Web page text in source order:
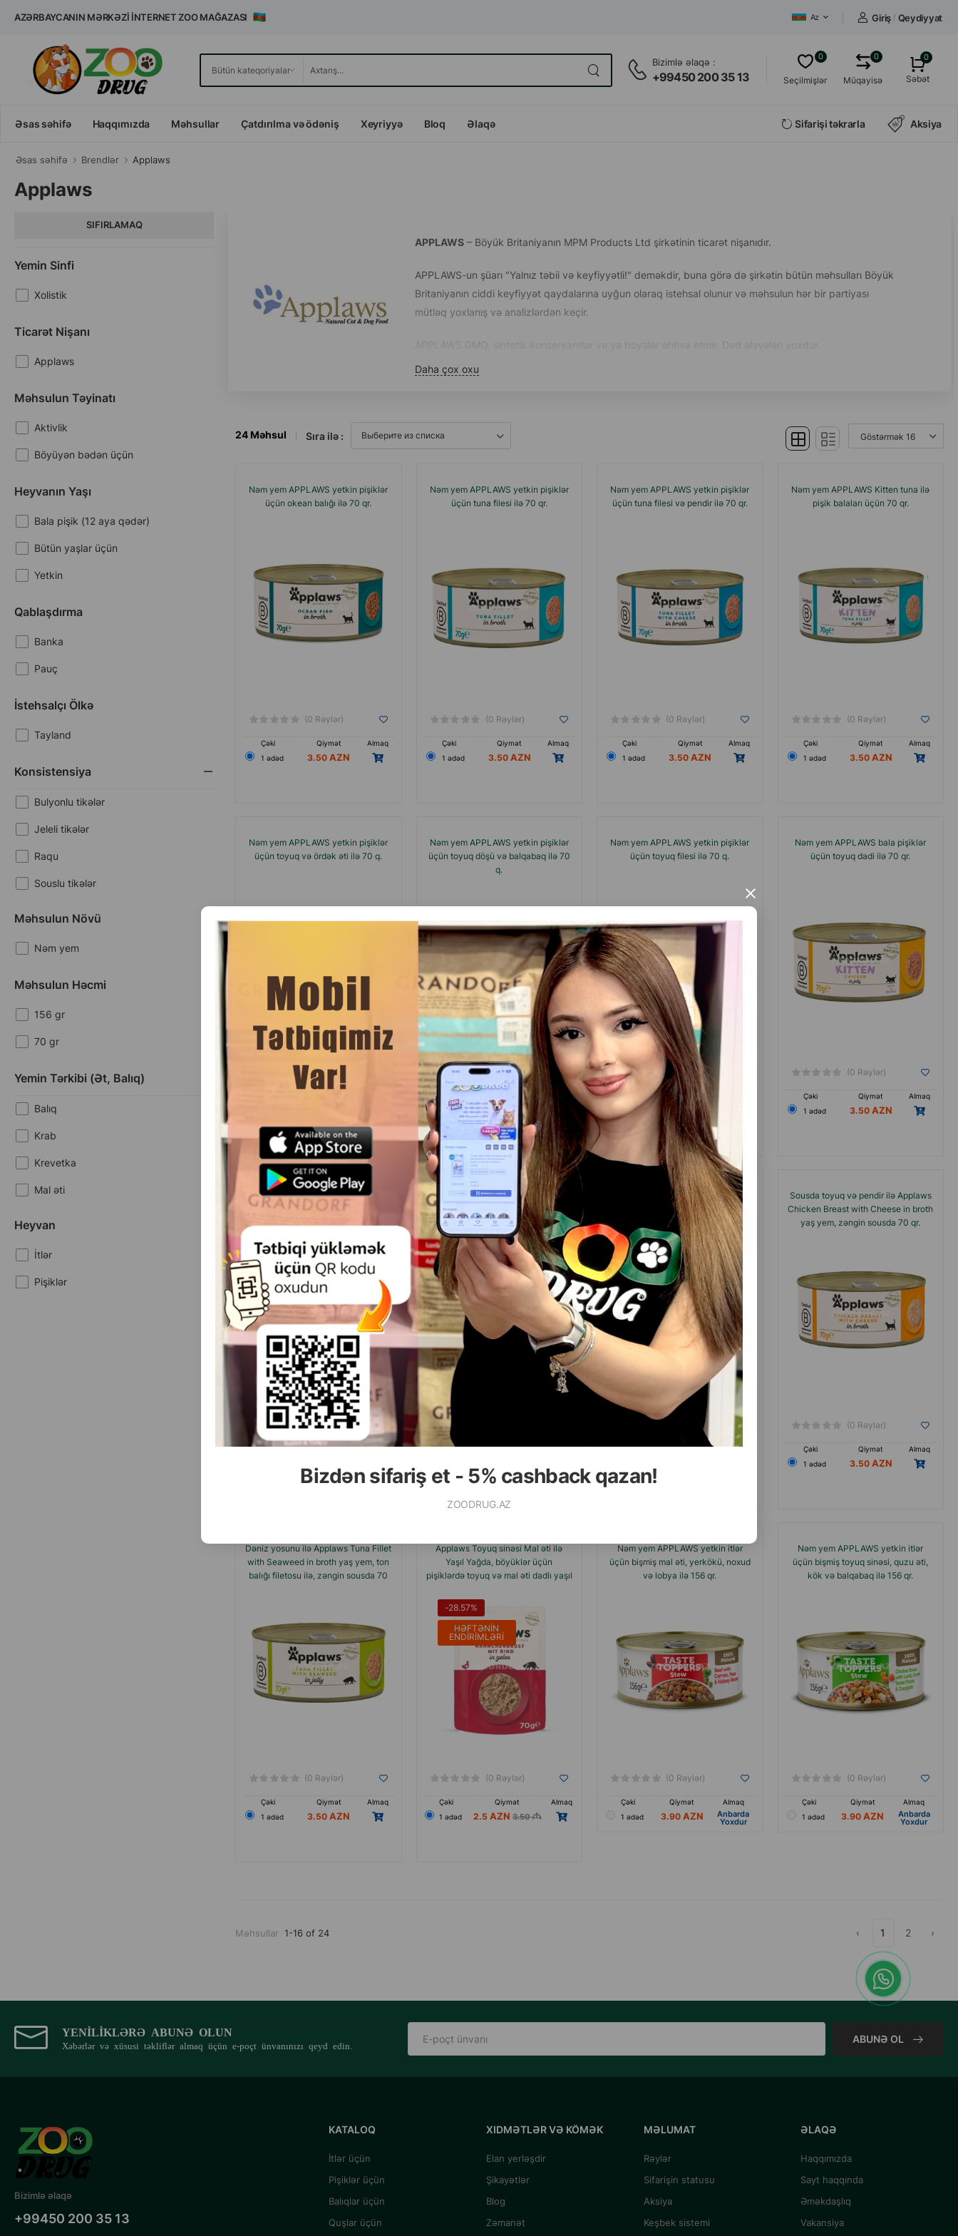
Bizdən sifariş et - 5% cashback qazan!
ZOODRUG.AZ
×
AZƏRBAYCANIN MƏRKƏZI İNTERNET ZOO MAĞAZASI Az Giriş / Qeydiyyat
Bizimlə əlaqə :
+99450 200 35 13 Seçilmişlər
0
Müqayisə
0 0
Səbət
Əsas səhifə Haqqımızda Məhsullar Çatdırılma və ödəniş Xeyriyyə Bloq Əlaqə Sifarişi təkrarla Aksiya
Əsas səhifə Brendlər Applaws
Applaws
SIFIRLAMAQ
Yemin Sinfi
Xolistik
Ticarət Nişanı
Applaws
Məhsulun Təyinatı
Aktivlik
Böyüyən bədən üçün
Heyvanın Yaşı
Bala pişik (12 aya qədər)
Bütün yaşlar üçün
Yetkin
Qablaşdırma
Banka
Pauç
İstehsalçı Ölkə
Tayland
Konsistensiya
Bulyonlu tikələr
Jeleli tikələr
Raqu
Souslu tikələr
Məhsulun Növü
Nəm yem
Məhsulun Həcmi
156 gr
70 gr
Yemin Tərkibi (ət, Balıq)
Balıq
Krab
Krevetka
Mal əti
Heyvan
İtlər
Pişiklər
APPLAWS – Böyük Britaniyanın MPM Products Ltd şirkətinin ticarət nişanıdır.
APPLAWS-un şüarı "Yalnız təbii və keyfiyyətli!" deməkdir, buna görə də şirkətin bütün məhsulları Böyük
Britaniyanın ciddi keyfiyyət qaydalarına uyğun olaraq istehsal olunur və məhsulun hər bir partiyası
mütləq yoxlanış və analizlərdən keçir.
Qeyri-taxıllı APPLAWS xolistik ev heyvanı yem xətti Böyük Britaniya institutunun dietoloqları tərəfindən
görəndə çox sevinəcək!
Daha çox oxu
24 Məhsul Sıra ilə :
Nəm yem APPLAWS yetkin pişiklər
üçün okean balığı ilə 70 qr.
(0 Rəylər)
Çəki Qiymət
Almaq
1 ədəd
3.50
Nəm yem APPLAWS yetkin pişiklər
üçün tuna filesi ilə 70 qr.
(0 Rəylər)
Çəki Qiymət
Almaq
1 ədəd
3.50
Nəm yem APPLAWS yetkin pişiklər
üçün tuna filesi və pendir ilə 70 qr.
(0 Rəylər)
Çəki Qiymət
Almaq
1 ədəd
3.50
Nəm yem APPLAWS Kitten tuna ilə
pişik balaları üçün 70 qr.
(0 Rəylər)
Çəki Qiymət
Almaq
1 ədəd
3.50
Nəm yem APPLAWS yetkin pişiklər
üçün toyuq və ördək əti ilə 70 q.
(0 Rəylər)
Nəm yem APPLAWS yetkin pişiklər
üçün toyuq döşü və balqabaq ilə 70
q.
(0 Rəylər)
Almaq
1 ədəd
3.50
Nəm yem APPLAWS yetkin pişiklər
üçün toyuq filesi ilə 70 q.
(0 Rəylər)
Çəki Qiymət
1 ədəd
3.50
Nəm yem APPLAWS bala pişiklər
üçün toyuq dadi ilə 70 qr.
(0 Rəylər)
Çəki Qiymət
Almaq
1 ədəd
3.50
Applaws Mackerel with Sardine in
broth yaşıl yem, böyüklər üçün
pişiklərdə, skumbriya sardina ilə
(0 Rəylər)
Çəki Qiymət
Almaq
Applaws Tuna Fillet with Crab in
broth yaşıl yem, böyüklər üçün
pişiklərdə, ton balığı filleti krabla
doymuş sousda 70 qr.
Çəki Qiymət
Almaq
Nəm yem APPLAWS yetkin pişiklər
üçün tuna və krevetka ilə 70 q.
(0 Rəylər)
Çəki Qiymət
Almaq
Sousda toyuq və pendir ilə Applaws
Chicken Breast with Cheese in broth
yaş yem, zəngin sousda 70 qr.
(0 Rəylər)
Çəki Qiymət
Almaq
1 ədəd
3.50
Dəniz yosunu ilə Applaws Tuna Fillet
with Seaweed in broth yaş yem, ton
balığı filetosu ilə, zəngin sousda 70
(0 Rəylər)
Çəki Qiymət
Almaq
1 ədəd
3.50
Applaws Toyuq sinəsi Mal əti ilə
Yaşıl Yağda, böyüklər üçün
pişiklərdə toyuq və mal əti dadlı yaşıl
-28.57%
HƏFTƏNIN
ENDIRIMLƏRI
(0 Rəylər)
Çəki Qiymət
Almaq
1 ədəd
2.5 3.50
Nəm yem APPLAWS yetkin itlər
üçün bişmiş mal əti, yerkökü, noxud
və lobya ilə 156 qr.
(0 Rəylər)
Çəki Qiymət
Almaq
1 ədəd
3.90 Anbarda
Yoxdur
Nəm yem APPLAWS yetkin itlər
üçün bişmiş toyuq sinəsi, quzu əti,
kök və balqabaq ilə 156 qr.
(0 Rəylər)
Çəki Qiymət
Almaq
1 ədəd
3.90 Anbarda
Yoxdur
Məhsullar 1-16 of 24 ‹ 1 2 ›
YENILIKLƏRƏ ABUNƏ OLUN
Xəbərlər və xüsusi təkliflər almaq üçün e-poçt ünvanınızı qeyd edin.
ABUNƏ OL
Bizimlə əlaqə
+99450 200 35 13
KATALOQ
İtlər üçün
Pişiklər üçün
Balıqlar üçün
Quşlar üçün
XIDMƏTLƏR VƏ KÖMƏK
Elan yerləşdir
Şikayətlər
Blog
Zəmanət
MƏLUMAT
Rəylər
Sifarişin statusu
Aksiya
Keşbek sistemi
ƏLAQƏ
Haqqımızda
Sayt haqqında
Əməkdaşlıq
Vakansiya